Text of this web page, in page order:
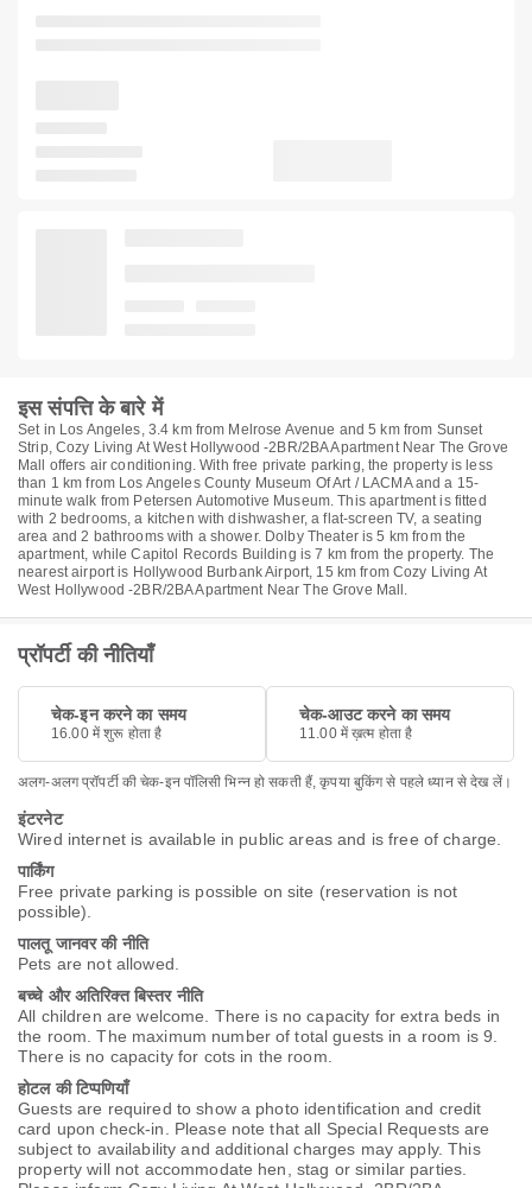
इस संपत्ति के बारे में
Set in Los Angeles, 3.4 km from Melrose Avenue and 5 km from Sunset
Strip, Cozy Living At West Hollywood -2BR/2BA Apartment Near The Grove
Mall offers air conditioning. With free private parking, the property is less
than 1 km from Los Angeles County Museum Of Art / LACMA and a 15-
minute walk from Petersen Automotive Museum. This apartment is fitted
with 2 bedrooms, a kitchen with dishwasher, a flat-screen TV, a seating
area and 2 bathrooms with a shower. Dolby Theater is 5 km from the
apartment, while Capitol Records Building is 7 km from the property. The
nearest airport is Hollywood Burbank Airport, 15 km from Cozy Living At
West Hollywood -2BR/2BA Apartment Near The Grove Mall.
प्रॉपर्टी की नीतियाँ
चेक-इन करने का समय
16.00 में शुरू होता है
चेक-आउट करने का समय
11.00 में ख़त्म होता है
अलग-अलग प्रॉपर्टी की चेक-इन पॉलिसी भिन्न हो सकती हैं, कृपया बुकिंग से पहले ध्यान से देख लें।
इंटरनेट
Wired internet is available in public areas and is free of charge.
पार्किंग
Free private parking is possible on site (reservation is not
possible).
पालतू जानवर की नीति
Pets are not allowed.
बच्चे और अतिरिक्त बिस्तर नीति
All children are welcome. There is no capacity for extra beds in
the room. The maximum number of total guests in a room is 9.
There is no capacity for cots in the room.
होटल की टिप्पणियाँ
Guests are required to show a photo identification and credit
card upon check-in. Please note that all Special Requests are
subject to availability and additional charges may apply. This
property will not accommodate hen, stag or similar parties.